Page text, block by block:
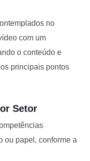
no
com um
o conteúdo e
principais pontos
Setor
ou papel, conforme a